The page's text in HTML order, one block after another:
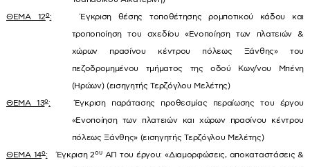
ΘΕΜΑ 12ο: Έγκριση θέσης τοποθέτησης ρομποτικού κάδου και
τροποποίηση του σχεδίου «Ενοποίηση των πλατειών &
χώρων πρασίνου κέντρου πόλεως Ξάνθης» του
πεζοδρομημένου τμήματος της οδού Κων/νου Μπένη
(Ηρώων) (εισηγητής Τερζόγλου Μελέτης)
ΘΕΜΑ 13ο: Έγκριση παράτασης προθεσμίας περαίωσης του έργου
«Ενοποίηση των πλατειών και χώρων πρασίνου κέντρου
πόλεως Ξάνθης» (εισηγητής Τερζόγλου Μελέτης)
ΘΕΜΑ 14ο: Έγκριση 2ουΑΠ του έργου: «Διαμορφώσεις, αποκαταστάσεις &